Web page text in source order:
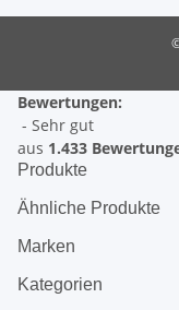
Bewertungen:
- Sehr gut
aus 1.433
Produkte
Ähnliche Produkte
Marken
Kategorien